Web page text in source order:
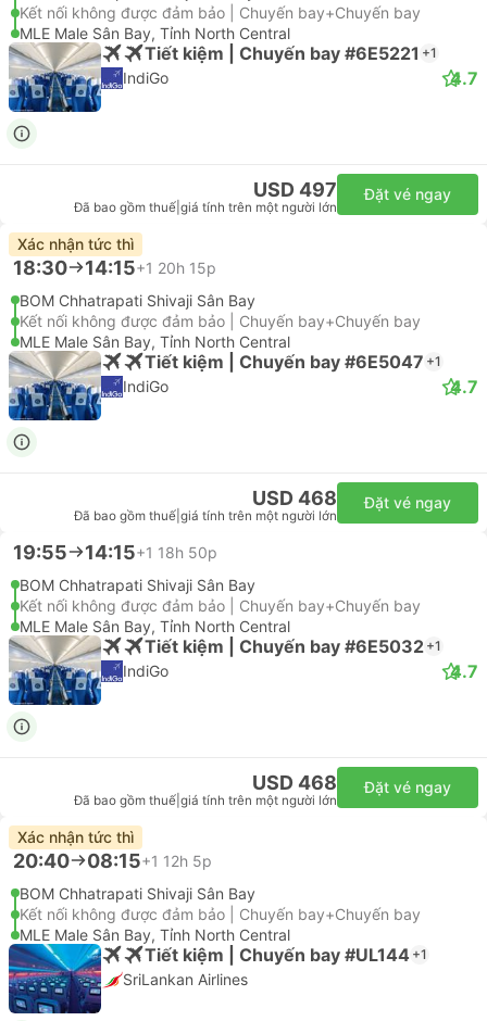
Kết nối không được đảm bảo | Chuyến bay+Chuyến bay
MLE Male Sân Bay, Tỉnh North Central
Tiết kiệm | Chuyến bay #6E5221 +1
IndiGo 4.7
USD 497
Đã bao gồm thuế giá tính trên một người lớn
Đặt vé ngay
Xác nhận tức thì
18:30 14:15+1 20h 15p
BOM Chhatrapati Shivaji Sân Bay
Kết nối không được đảm bảo | Chuyến bay+Chuyến bay
MLE Male Sân Bay, Tỉnh North Central
Tiết kiệm | Chuyến bay #6E5047 +1
IndiGo 4.7
USD 468
Đã bao gồm thuế giá tính trên một người lớn
Đặt vé ngay
19:55 14:15+1 18h 50p
BOM Chhatrapati Shivaji Sân Bay
Kết nối không được đảm bảo | Chuyến bay+Chuyến bay
MLE Male Sân Bay, Tỉnh North Central
Tiết kiệm | Chuyến bay #6E5032 +1
IndiGo 4.7
USD 468
Đã bao gồm thuế giá tính trên một người lớn
Đặt vé ngay
Xác nhận tức thì
20:40 08:15+1 12h 5p
BOM Chhatrapati Shivaji Sân Bay
Kết nối không được đảm bảo | Chuyến bay+Chuyến bay
MLE Male Sân Bay, Tỉnh North Central
Tiết kiệm | Chuyến bay #UL144 +1
SriLankan Airlines